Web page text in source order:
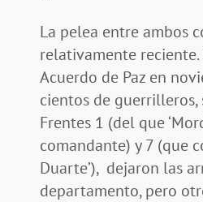
La pelea entre ambos
relativamente
Acuerdo de Paz en
cientos de
Frentes 1 (del que
comandante) y 7 (que
Duarte’), dejaron las
departamento, pero